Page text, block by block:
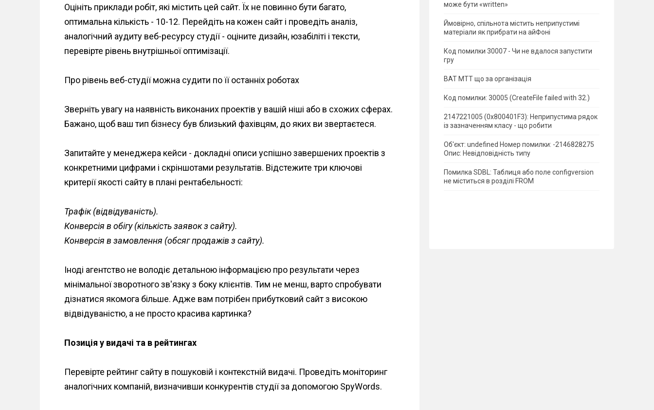
Оцініть приклади робіт, які містить цей сайт. Їх не повинно бути багато,
оптимальна кількість - 10-12. Перейдіть на кожен сайт і проведіть аналіз,
аналогічний аудиту веб-ресурсу студії - оціните дизайн, юзабіліті і тексти,
перевірте рівень внутрішньої оптимізації.
Про рівень веб-студії можна судити по її останніх роботах
Зверніть увагу на наявність виконаних проектів у вашій ніші або в схожих сферах.
Бажано, щоб ваш тип бізнесу був близький фахівцям, до яких ви звертаєтеся.
Запитайте у менеджера кейси - докладні описи успішно завершених проектів з
конкретними цифрами і скріншотами результатів. Відстежите три ключові
критерії якості сайту в плані рентабельності:
Трафік (відвідуваність).
Конверсія в обігу (кількість заявок з сайту).
Конверсія в замовлення (обсяг продажів з сайту).
Іноді агентство не володіє детальною інформацією про результати через
мінімальної зворотного зв'язку з боку клієнтів. Тим не менш, варто спробувати
дізнатися якомога більше. Адже вам потрібен прибутковий сайт з високою
відвідуваністю, а не просто красива картинка?
Позиція у видачі та в рейтингах
Перевірте рейтинг сайту в пошуковій і контекстній видачі. Проведіть моніторинг
аналогічних компаній, визначивши конкурентів студії за допомогою SpyWords.
може бути «written»
Ймовірно, спільнота містить неприпустимі
матеріали як прибрати на айФоні
Код помилки 30007 - Чи не вдалося запустити
гру
ВАТ МТТ що за організація
Код помилки: 30005 (CreateFile failed with 32.)
2147221005 (0x800401F3): Неприпустима рядок
із зазначенням класу - що робити
Об'єкт: undefined Номер помилки: -2146828275
Опис: Невідповідність типу
Помилка SDBL: Таблиця або поле configversion
не міститься в розділі FROM